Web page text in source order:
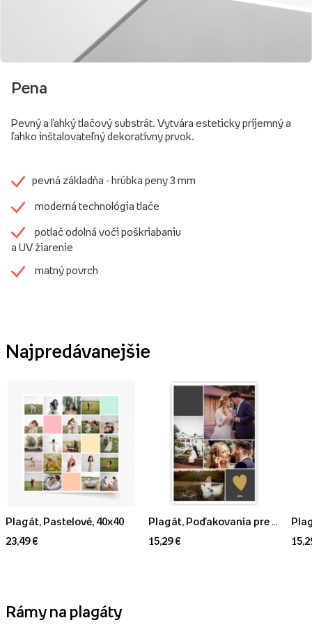
Pena
Pevný a ľahký tlačový substrát. Vytvára esteticky príjemný a
ľahko inštalovateľný dekoratívny prvok.
pevná základňa - hrúbka peny 3 mm
moderná technológia tlače
potlač odolná voči poškriabaniu
a UV žiarenie
matný povrch
Najpredávanejšie
Plagát, Pastelové, 40x40
23,49 €
15,29 €
Rámy na plagáty